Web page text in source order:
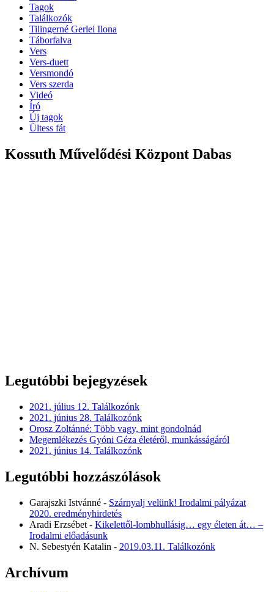
Tagok
Találkozók
Tilingerné Gerlei Ilona
Táborfalva
Vers
Vers-duett
Versmondó
Vers szerda
Videó
Író
Új tagok
Ültess fát
Kossuth Művelődési Központ Dabas
Legutóbbi bejegyzések
2021. július 12. Találkozónk
2021. június 28. Találkozónk
Orosz Zoltánné: Több vagy, mint gondolnád
Megemlékezés Gyóni Géza életéről, munkásságáról
2021. június 14. Találkozónk
Legutóbbi hozzászólások
Garajszki Istvánné - Szárnyalj velünk! Irodalmi pályázat
2020. eredményhirdetés
Aradi Erzsébet - Kikelettől-lombhullásig… egy életen át… –
Irodalmi előadásunk
N. Sebestyén Katalin - 2019.03.11. Találkozónk
Archívum